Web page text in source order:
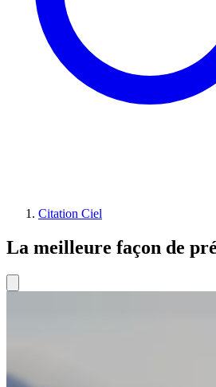
Citation Ciel
La meilleure façon de